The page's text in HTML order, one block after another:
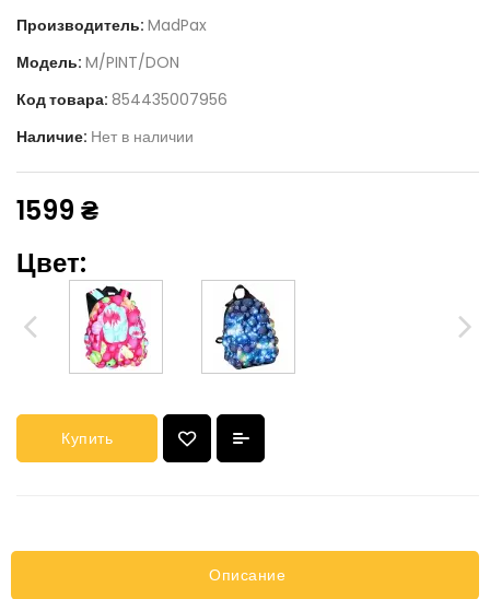
Производитель: MadPax
Модель: M/PINT/DON
Код товара: 854435007956
Наличие: Нет в наличии
1599 ₴
Цвет:
Купить
Описание